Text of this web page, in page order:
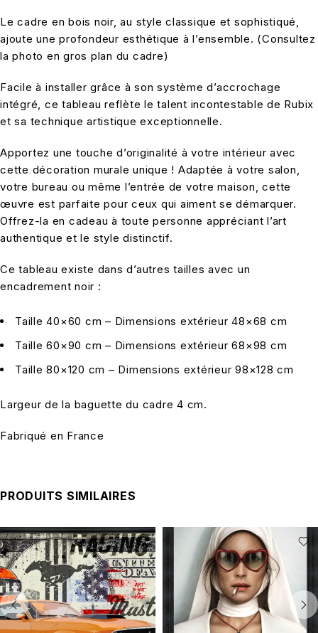
Le cadre en bois noir, au style classique et sophistiqué,
ajoute une profondeur esthétique à l’ensemble. (Consultez
la photo en gros plan du cadre)
Facile à installer grâce à son système d’accrochage
intégré, ce tableau reflète le talent incontestable de Rubix
et sa technique artistique exceptionnelle.
Apportez une touche d’originalité à votre intérieur avec
cette décoration murale unique ! Adaptée à votre salon,
votre bureau ou même l’entrée de votre maison, cette
œuvre est parfaite pour ceux qui aiment se démarquer.
Offrez-la en cadeau à toute personne appréciant l’art
authentique et le style distinctif.
Ce tableau existe dans d’autres tailles avec un
encadrement noir :
Taille 40×60 cm – Dimensions extérieur 48×68 cm
Taille 60×90 cm – Dimensions extérieur 68×98 cm
Taille 80×120 cm – Dimensions extérieur 98×128 cm
Largeur de la baguette du cadre 4 cm.
Fabriqué en France
PRODUITS SIMILAIRES